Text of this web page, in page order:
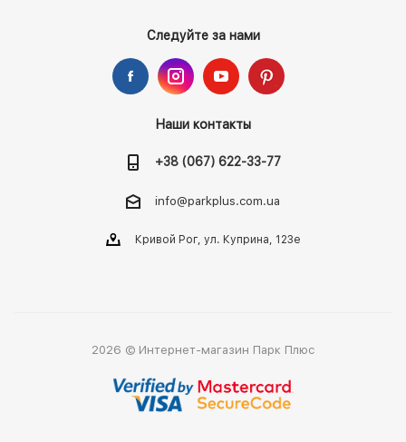
Следуйте за нами
Наши контакты
+38 (067) 622-33-77
info@parkplus.com.ua
Кривой Рог, ул. Куприна, 123е
2026 © Интернет-магазин Парк Плюс